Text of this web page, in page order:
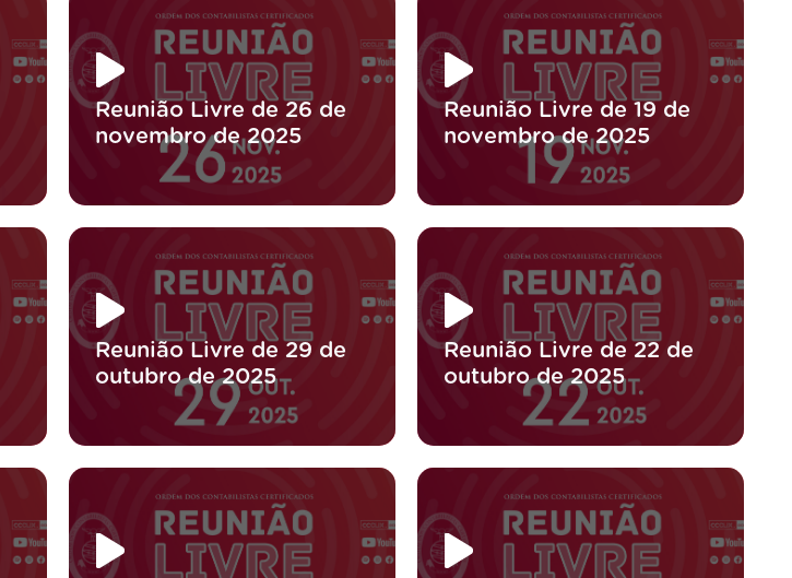
Reunião Livre de 26 de
novembro de 2025
Reunião Livre de 19 de
novembro de 2025
Reunião Livre de 29 de
outubro de 2025
Reunião Livre de 22 de
outubro de 2025